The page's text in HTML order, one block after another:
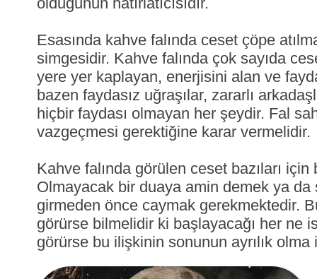
Esasında kahve falında ceset çöpe
simgesidir. Kahve falında çok sayıda
yere yer kaplayan, enerjisini alan ve
bazen faydasız uğraşılar, zararlı
hiçbir faydası olmayan her şeydir. Fal
vazgeçmesi gerektiğine karar vermelidir.
Kahve falında görülen ceset bazıları için
Olmayacak bir duaya amin demek ya da
girmeden önce caymak gerekmektedir.
görürse bilmelidir ki başlayacağı her ne
görürse bu ilişkinin sonunun ayrılık olma